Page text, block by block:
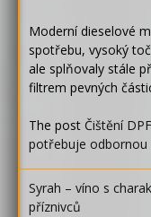
Moderní dieselové
spotřebu, vysoký
ale splňovaly stále
filtrem pevných
The post Čištění
potřebuje odbornou
Syrah – víno s
příznivců